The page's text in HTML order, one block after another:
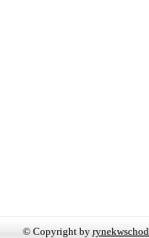
© Copyright by